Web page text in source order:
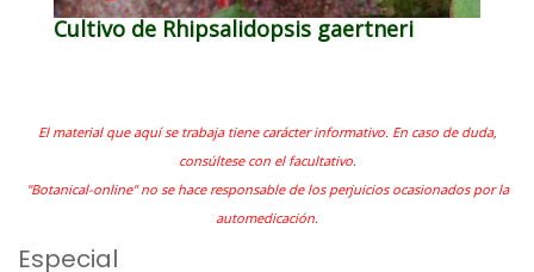
Cultivo de Rhipsalidopsis gaertneri
El material que aquí se trabaja tiene carácter informativo. En caso de duda,
consúltese con el facultativo.
"Botanical-online" no se hace responsable de los perjuicios ocasionados por la
automedicación.
Especial